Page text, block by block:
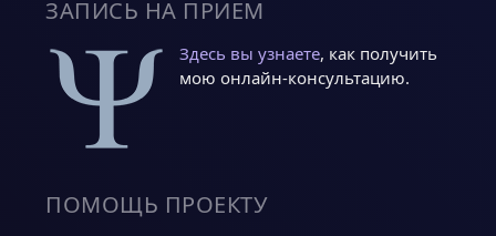
ЗАПИСЬ НА ПРИЕМ
Здесь вы узнаете, как получить
мою онлайн-консультацию.
ПОМОЩЬ ПРОЕКТУ